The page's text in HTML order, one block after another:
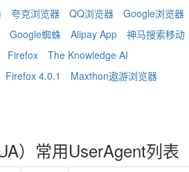
夸克浏览器 QQ浏览器
Google浏览器
Google蜘蛛 Alipay App
神马搜索移动
Firefox
The Knowledge AI
Firefox 4.0.1
Maxthon遨游浏览器
）常用UserAgent列表